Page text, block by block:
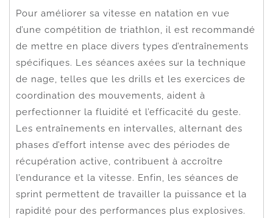
Pour améliorer sa vitesse en natation en vue
d’une compétition de triathlon, il est recommandé
de mettre en place divers types d’entraînements
spécifiques. Les séances axées sur la technique
de nage, telles que les drills et les exercices de
coordination des mouvements, aident à
perfectionner la fluidité et l’efficacité du geste.
Les entraînements en intervalles, alternant des
phases d’effort intense avec des périodes de
récupération active, contribuent à accroître
l’endurance et la vitesse. Enfin, les séances de
sprint permettent de travailler la puissance et la
rapidité pour des performances plus explosives.